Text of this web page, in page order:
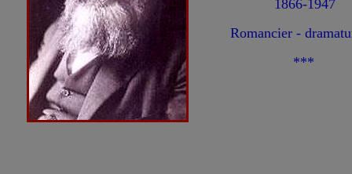
1866-1947
Romancier -
***